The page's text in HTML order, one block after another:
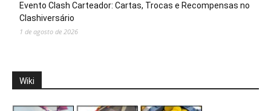
Evento Clash Carteador: Cartas, Trocas e Recompensas no
Clashiversário
1 de agosto de 2026
Wiki